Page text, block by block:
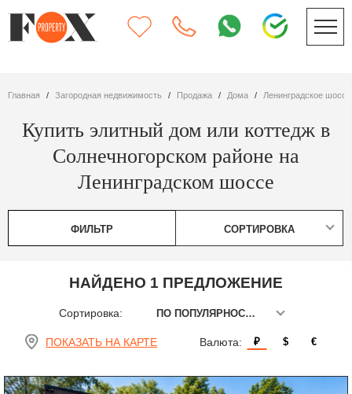
Главная Загородная недвижимость Продажа дома Ленинградское шоссе
Купить элитный дом или коттедж в
Солнечногорском районе на
Ленинградском шоссе
ФИЛЬТР СОРТИРОВКА
НАЙДЕНО 1 ПРЕДЛОЖЕНИЕ
Сортировка: ПО ПОПУЛЯРНОСТИ
ПОКАЗАТЬ НА КАРТЕ Валюта: ₽ $ €